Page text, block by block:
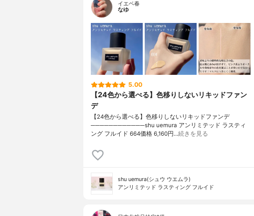
イエベ春
なゆ
5.00
【24色から選べる】色移りしないリキッドファン
デ
【24色から選べる】色移りしないリキッドファンデ
────────────shu uemura アンリミテッド ラスティ
ング フルイド 664価格 6,160円…続きを見る
shu uemura(シュウ ウエムラ)
アンリミテッド ラスティング フルイド